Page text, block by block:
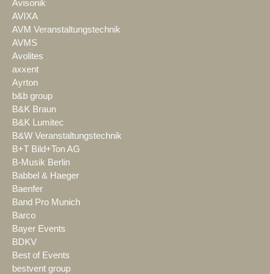
Avisonik
AVIXA
AVM Veranstaltungstechnik
AVMS
Avolites
axxent
Ayrton
b&b group
B&K Braun
B&K Lumitec
B&W Veranstaltungstechnik
B+T Bild+Ton AG
B-Musik Berlin
Babbel & Haeger
Baenfer
Band Pro Munich
Barco
Bayer Events
BDKV
Best of Events
bestvent group